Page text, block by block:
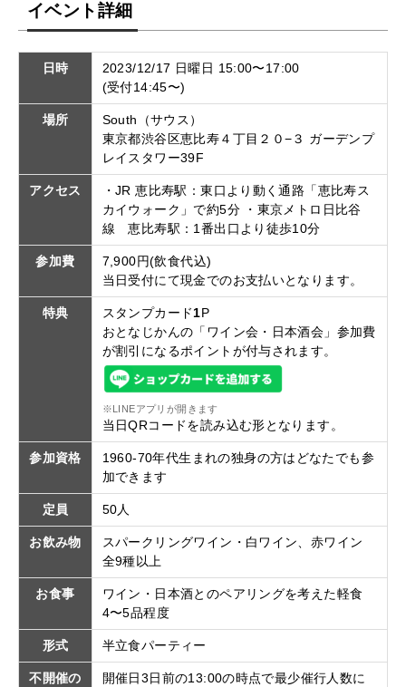
イベント詳細
日時
2023/12/17 日曜日 15:00〜17:00
(受付14:45〜)
場所
South（サウス）
東京都渋谷区恵比寿４丁目２０−３ ガーデンプ
レイスタワー39F
アクセス
・JR 恵比寿駅：東口より動く通路「恵比寿ス
カイウォーク」で約5分 ・東京メトロ日比谷
線 恵比寿駅：1番出口より徒歩10分
参加費
7,900円(飲食代込)
当日受付にて現金でのお支払いとなります。
特典 スタンプカード1P
おとなじかんの「ワイン会・日本酒会」参加費
が割引になるポイントが付与されます。
※LINEアプリが開きます
当日QRコードを読み込む形となります。
参加資格
1960-70年代生まれの独身の方はどなたでも参
加できます
定員 50人
お飲み物
スパークリングワイン・白ワイン、赤ワイン
全9種以上
お食事
ワイン・日本酒とのペアリングを考えた軽食
4〜5品程度
形式 半立食パーティー
不開催の
開催日3日前の13:00の時点で最少催行人数に